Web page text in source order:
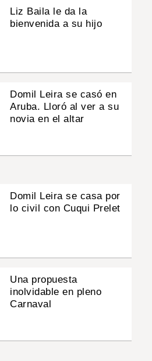
Liz Baila le da la
bienvenida a su hijo
Domil Leira se casó en
Aruba. Lloró al ver a su
novia en el altar
Domil Leira se casa por
lo civil con Cuqui Prelet
Una propuesta
inolvidable en pleno
Carnaval